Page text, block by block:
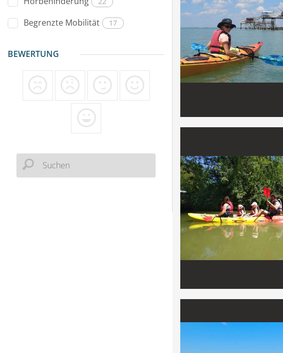
Begrenzte Mobilität 17
BEWERTUNG